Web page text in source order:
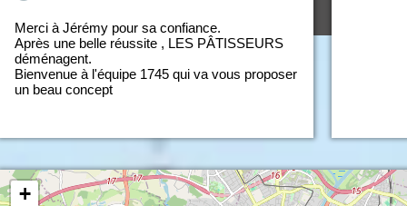
Merci à Jérémy pour sa confiance.
Après une belle réussite , LES PÂTISSEURS
déménagent.
Bienvenue à l'équipe 1745 qui va vous proposer
un beau concept
+